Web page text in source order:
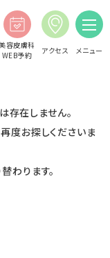
容皮膚科
WEB予約
アクセス メニュー
存在しません。
度お探しくださいま
わります。